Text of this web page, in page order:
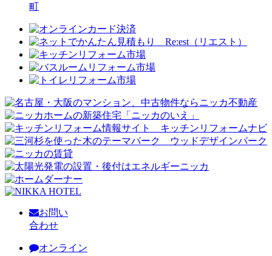
町
お問い
合わせ
オンライン